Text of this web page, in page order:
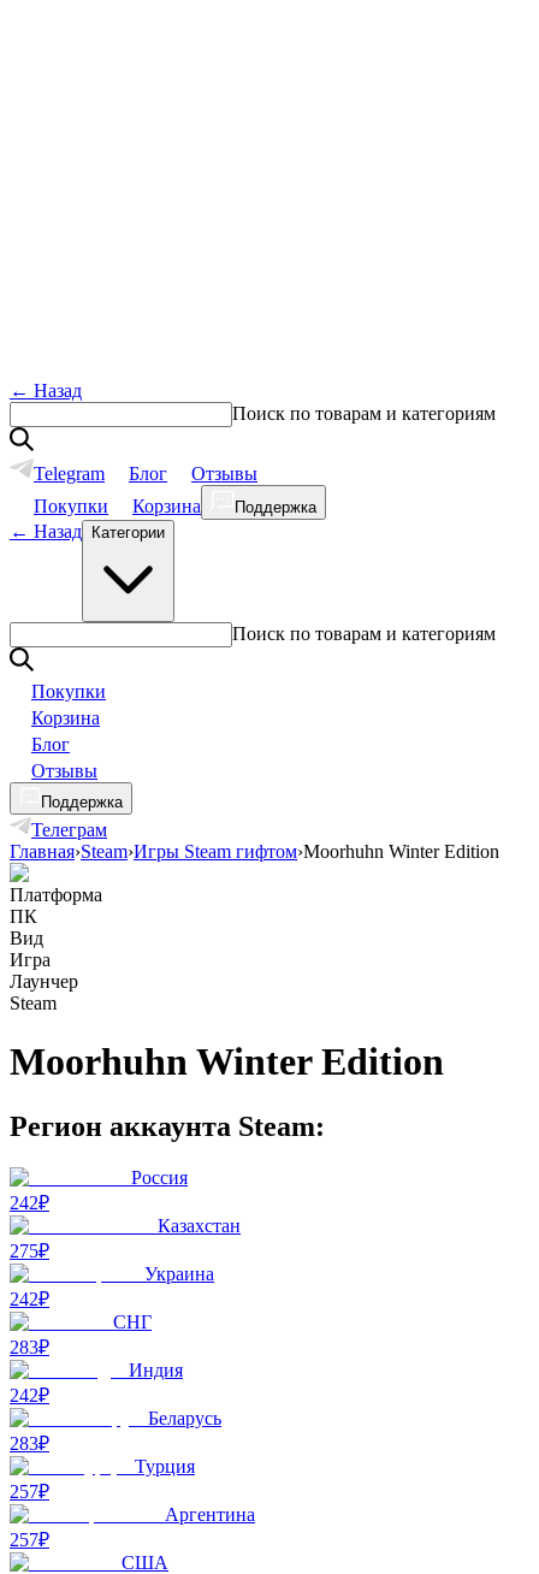
← Назад
Поиск по товарам и категориям
Telegram Блог
Отзывы
Покупки
Корзина Поддержка
← Назад Категории
Поиск по товарам и категориям
Покупки
Корзина
Блог
Отзывы
Поддержка
Телеграм
Главная›Steam›Игры Steam гифтом›Moorhuhn Winter Edition
Платформа
ПК
Вид
Игра
Лаунчер
Steam
Moorhuhn Winter Edition
Регион аккаунта Steam:
Россия
242₽
Казахстан
275₽
Украина
242₽
СНГ
283₽
Индия
242₽
Беларусь
283₽
Турция
257₽
Аргентина
257₽
США